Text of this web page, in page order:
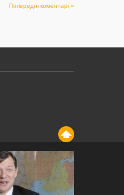
Попередні коментарі »